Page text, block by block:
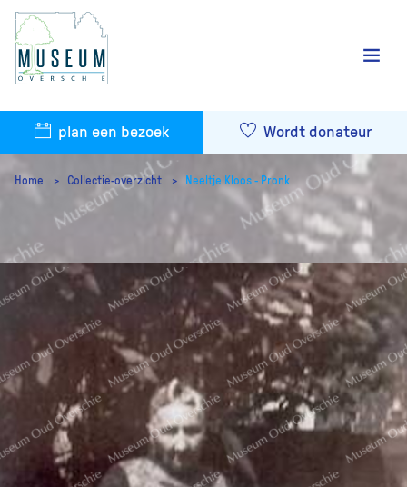
plan een bezoek Wordt donateur
Home Collectie-overzicht Neeltje Kloos - Pronk